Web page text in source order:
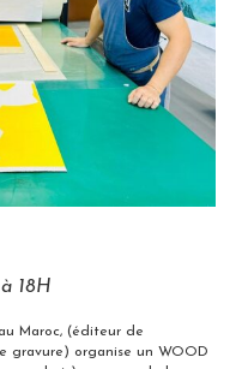
18H
Maroc, (éditeur de
gravure) organise un WOOD